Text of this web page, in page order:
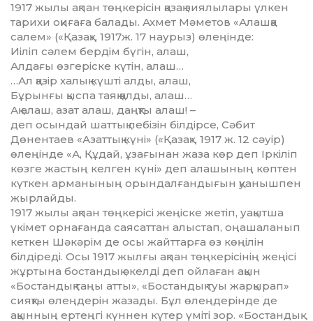
1917 жылы ақпан төңкерісін қазақ зиялылары үлкен
тарихи оқиғаға балады. Ахмет Мәметов «Алашқа
салем» («Қазақ», 1917ж. 17 наурыз) өлеңінде:
Иіліп сәлем бердім бүгін, алаш,
Алдағы өзгеріске күтін, алаш…
…Ал қазір халық күшті алды, алаш,
Бұрынғы қыспа таяқ қалды, алаш…
Ақ алаш, азат алаш, даңқты алаш! –
деп осындай шаттық лебізін білдірсе, Сәбит
Дөнентаев «Азаттық күні» («Қазақ», 1917 ж. 12 сәуір)
өлеңінде «А, Құдай, ұзағынан жаза көр деп Іркіліп
көзге жастың келген күні» деп алашының көптен
күткен арманының орын­далғандығын қуанышпен
жырлайды.
1917 жылы ақпан төңкерісі жеңіске жетіп, уақытша
үкімет орнағанда саясаттан алыстап, оңашаланып
кеткен Шәкәрім де осы жайт­тар­ға өз көңілін
білдіреді. Осы 1917 жылғы ақ­пан төңкерісінің жеңісі
жұртына бостандық әкел­ді деп ойлаған ақын
«Бостандық таңы ат­ты», «Бостандық туы жарқырап»
сияқты өлең­дерін жазады. Бұл өлеңдерінде де
ақын­ның ертеңгі күннен күтер үміті зор. «Бос­тан­дық